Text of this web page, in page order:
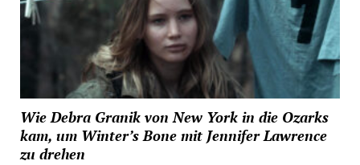
Wie Debra Granik von New York in die Ozarks
kam, um Winter’s Bone mit Jennifer Lawrence
zu drehen